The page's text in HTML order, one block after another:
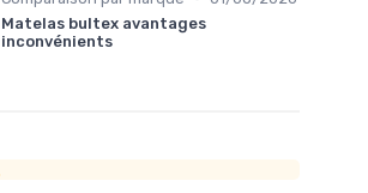
Matelas bultex avantages
inconvénients